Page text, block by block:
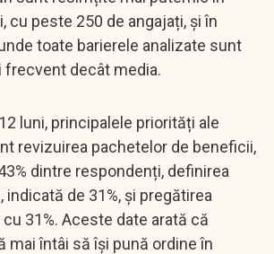
cu peste 250 de angajați, și în
toate barierele analizate sunt
frecvent decât media.
luni, principalele priorități ale
revizuirea pachetelor de beneficii,
dintre respondenți, definirea
indicată de 31%, și pregătirea
31%. Aceste date arată că
mai întâi să își pună ordine în